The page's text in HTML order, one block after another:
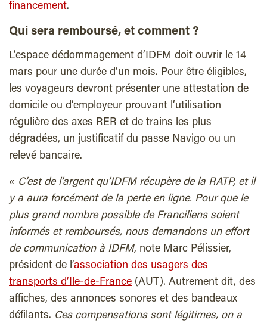
financement.
Qui sera remboursé, et comment ?
L’espace dédommagement d’IDFM doit ouvrir le 14
mars pour une durée d’un mois. Pour être éligibles,
les voyageurs devront présenter une attestation de
domicile ou d’employeur prouvant l’utilisation
régulière des axes RER et de trains les plus
dégradées, un justificatif du passe Navigo ou un
relevé bancaire.
« C’est de l’argent qu’IDFM récupère de la RATP, et il
y a aura forcément de la perte en ligne. Pour que le
plus grand nombre possible de Franciliens soient
informés et remboursés, nous demandons un effort
de communication à IDFM, note Marc Pélissier,
président de l’association des usagers des
transports d’Ile-de-France (AUT). Autrement dit, des
affiches, des annonces sonores et des bandeaux
défilants. Ces compensations sont légitimes, on a